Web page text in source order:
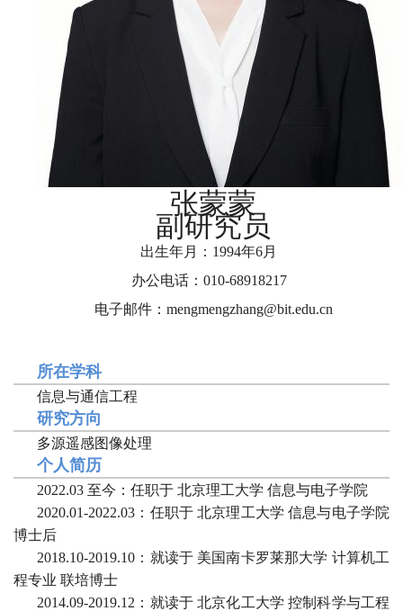
张蒙蒙
副研究员
出生年月：1994年6月
办公电话：010-68918217
电子邮件： mengmengzhang@bit.edu.cn
所在学科
信息与通信工程
研究方向
多源遥感图像处理
个人简历
2022.03 至今：任职于 北京理工大学 信息与电子学院
2020.01-2022.03 ： 任职于北京理工大学 信息与电子学院
博士后
2018.10-2019.10 ：就读于 美国南卡罗莱那大学 计算机工
程专业 联培博士
2014.09-2019.12 ：就读于 北京化工大学控制科学与工程